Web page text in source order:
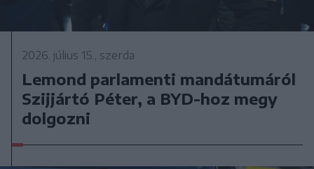
2026. július 15., szerda
Lemond parlamenti mandátumáról
Szijjártó Péter, a BYD-hoz megy
dolgozni